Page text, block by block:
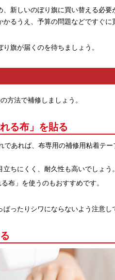
新しいのぼり旗に買い替える必要
るうえ、予算の問題などですぐに
旗が届くのを待ちましょう。
方法で補修しましょう。
る布」を貼る
あれば、布専用の補修用粘着テ
ちにくく、耐久性も高いでしょう。
布」を使うのもおすすめです。
ったりシワにならないよう注意し